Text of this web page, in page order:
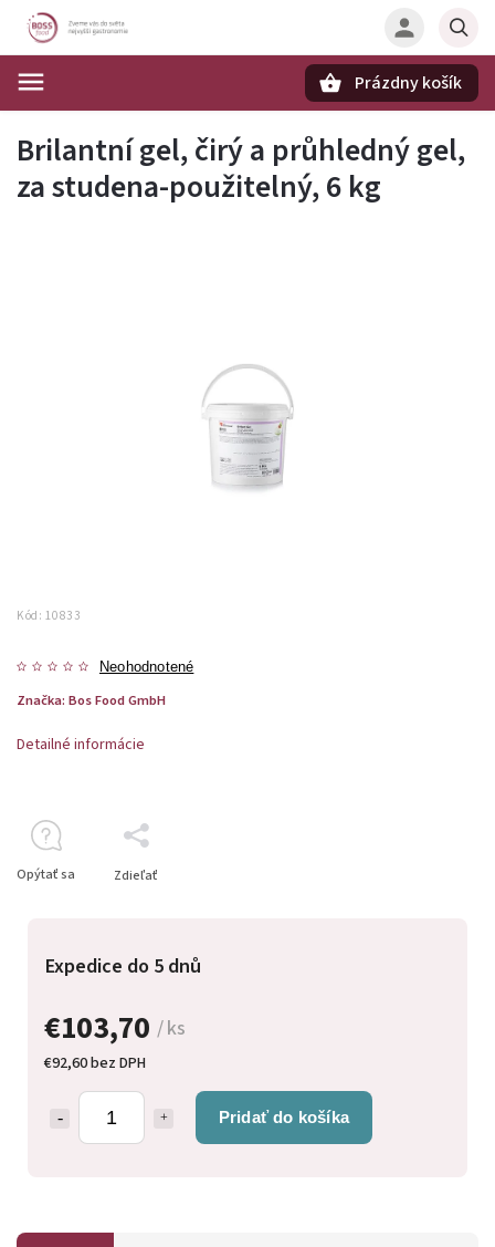
Prázdny košík
Brilantní gel, čirý a průhledný gel,
za studena-použitelný, 6 kg
Kód: 10833
Neohodnotené
Značka: Bos Food GmbH
€103,70 / ks
€92,60 bez DPH
Pridať do košíka
Expedice do 5 dnů
Detailné informácie
Opýtať sa Zdieľať